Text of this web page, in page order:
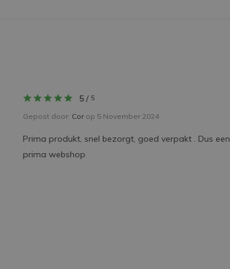
5/ 5
Gepost door: Corop 5 November 2024
Prima produkt, snel bezorgt, goed verpakt . Dus een
prima webshop